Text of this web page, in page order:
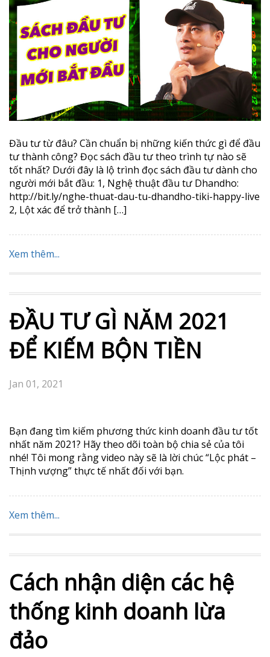
Đầu tư từ đâu? Cần chuẩn bị những kiến thức gì để đầu
tư thành công? Đọc sách đầu tư theo trình tự nào sẽ
tốt nhất? Dưới đây là lộ trình đọc sách đầu tư dành cho
người mới bắt đầu: 1, Nghệ thuật đầu tư Dhandho:
http://bit.ly/nghe-thuat-dau-tu-dhandho-tiki-happy-live
2, Lột xác để trở thành […]
Xem thêm...
ĐẦU TƯ GÌ NĂM 2021
ĐỂ KIẾM BỘN TIỀN
Jan 01, 2021
Bạn đang tìm kiếm phương thức kinh doanh đầu tư tốt
nhất năm 2021? Hãy theo dõi toàn bộ chia sẻ của tôi
nhé! Tôi mong rằng video này sẽ là lời chúc “Lộc phát –
Thịnh vượng” thực tế nhất đối với bạn.